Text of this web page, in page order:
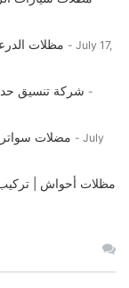
مظلات الدرعية
July 17,
شركة تنسيق
مضلات
July
مظلات أحواش |